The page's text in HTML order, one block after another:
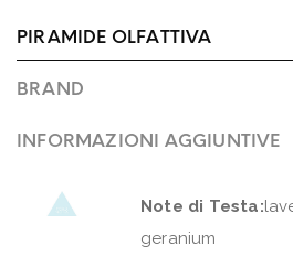
PIRAMIDE OLFATTIVA
BRAND
INFORMAZIONI AGGIUNTIVE
Note di Testa:
geranium